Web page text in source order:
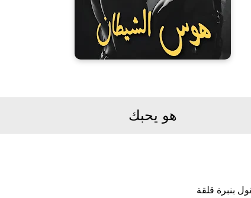
هو يحبك
بنبرة قلقة